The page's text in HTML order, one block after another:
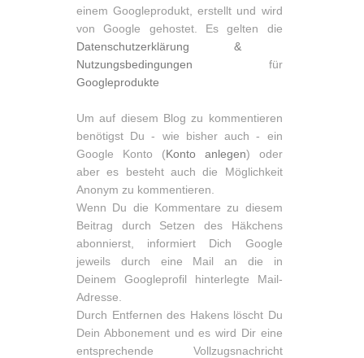
einem Googleprodukt, erstellt und wird
von Google gehostet. Es gelten die
Datenschutzerklärung &
Nutzungsbedingungen
für
Googleprodukte
Um auf diesem Blog zu kommentieren
benötigst Du - wie bisher auch - ein
Google Konto (Konto anlegen) oder
aber es besteht auch die Möglichkeit
Anonym zu kommentieren.
Wenn Du die Kommentare zu diesem
Beitrag durch Setzen des Häkchens
abonnierst, informiert Dich Google
jeweils durch eine Mail an die in
Deinem Googleprofil hinterlegte Mail-
Adresse.
Durch Entfernen des Hakens löscht Du
Dein Abbonement und es wird Dir eine
entsprechende Vollzugsnachricht